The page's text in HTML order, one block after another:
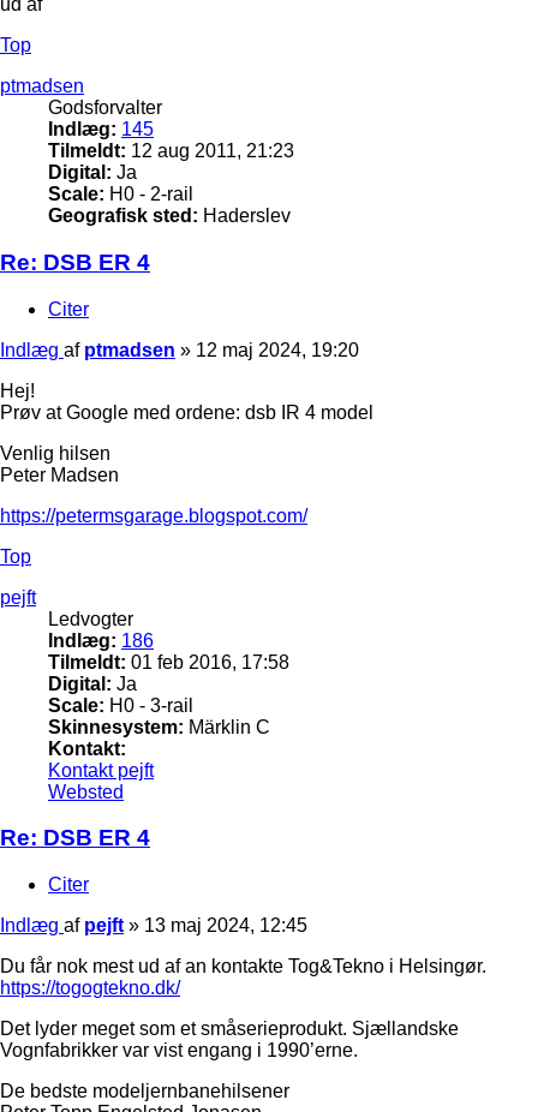
ud af
Top
ptmadsen
Godsforvalter
Indlæg: 145
Tilmeldt: 12 aug 2011, 21:23
Digital: Ja
Scale: H0 - 2-rail
Geografisk sted: Haderslev
Re: DSB ER 4
Citer
Indlæg af ptmadsen » 12 maj 2024, 19:20
Hej!
Prøv at Google med ordene: dsb IR 4 model
Venlig hilsen
Peter Madsen
https://petermsgarage.blogspot.com/
Top
pejft
Ledvogter
Indlæg: 186
Tilmeldt: 01 feb 2016, 17:58
Digital: Ja
Scale: H0 - 3-rail
Skinnesystem: Märklin C
Kontakt:
Kontakt pejft
Websted
Re: DSB ER 4
Citer
Indlæg af pejft » 13 maj 2024, 12:45
Du får nok mest ud af an kontakte Tog&Tekno i Helsingør.
https://togogtekno.dk/
Det lyder meget som et småserieprodukt. Sjællandske
Vognfabrikker var vist engang i 1990’erne.
De bedste modeljernbanehilsener